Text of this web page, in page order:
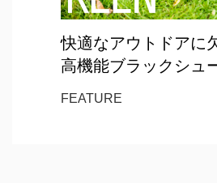
快適なアウトドアに
高機能ブラックシュ
FEATURE